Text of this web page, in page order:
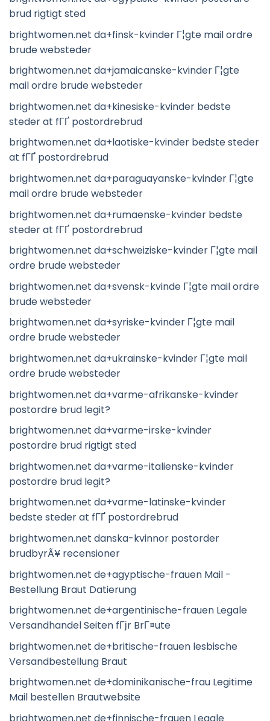
brud rigtigt sted
brightwomen.net da+finsk-kvinder Г¦gte mail ordre
brude websteder
brightwomen.net da+jamaicanske-kvinder Г¦gte
mail ordre brude websteder
brightwomen.net da+kinesiske-kvinder bedste
steder at fГҐ postordrebrud
brightwomen.net da+laotiske-kvinder bedste steder
at fГҐ postordrebrud
brightwomen.net da+paraguayanske-kvinder Г¦gte
mail ordre brude websteder
brightwomen.net da+rumaenske-kvinder bedste
steder at fГҐ postordrebrud
brightwomen.net da+schweiziske-kvinder Г¦gte mail
ordre brude websteder
brightwomen.net da+svensk-kvinde Г¦gte mail ordre
brude websteder
brightwomen.net da+syriske-kvinder Г¦gte mail
ordre brude websteder
brightwomen.net da+ukrainske-kvinder Г¦gte mail
ordre brude websteder
brightwomen.net da+varme-afrikanske-kvinder
postordre brud legit?
brightwomen.net da+varme-irske-kvinder
postordre brud rigtigt sted
brightwomen.net da+varme-italienske-kvinder
postordre brud legit?
brightwomen.net da+varme-latinske-kvinder
bedste steder at fГҐ postordrebrud
brightwomen.net danska-kvinnor postorder
brudbyrÃ¥ recensioner
brightwomen.net de+agyptische-frauen Mail -
Bestellung Braut Datierung
brightwomen.net de+argentinische-frauen Legale
Versandhandel Seiten fГјr BrГ¤ute
brightwomen.net de+britische-frauen lesbische
Versandbestellung Braut
brightwomen.net de+dominikanische-frau Legitime
Mail bestellen Brautwebsite